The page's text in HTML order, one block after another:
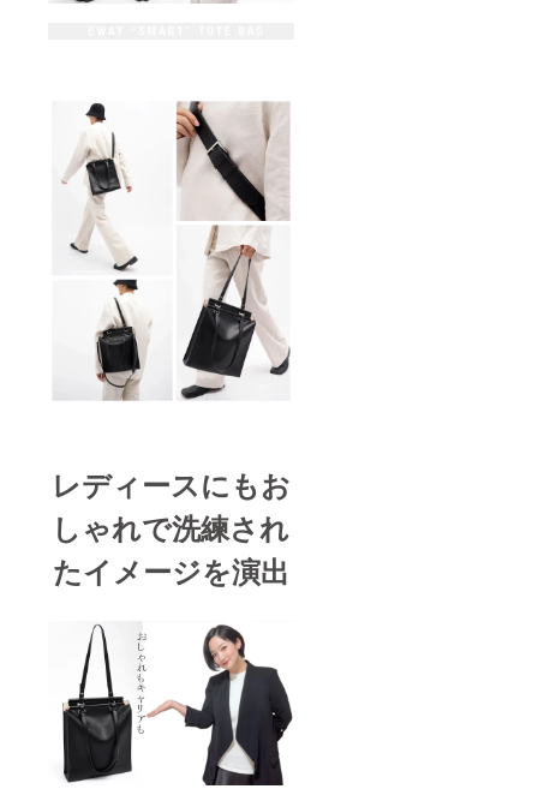
レディースにもお
しゃれで洗練され
たイメージを演出